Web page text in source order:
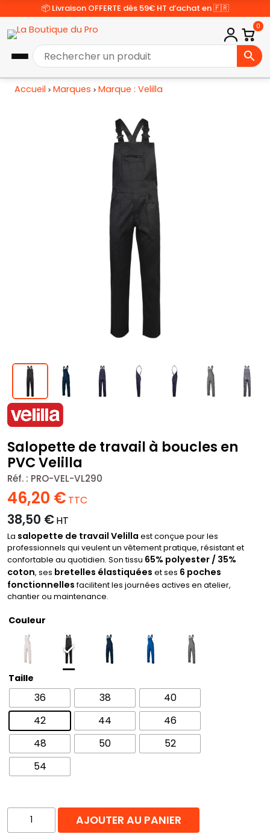
📦 Livraison OFFERTE dès 59€ HT d’achat en 🇫🇷
0
Accueil > Marques > Marque : Velilla
Salopette de travail à boucles en
PVC Velilla
Réf. : PRO-VEL-VL290
46,20 € TTC
38,50 €HT
La salopette de travail Velilla est conçue pour les
professionnels qui veulent un vêtement pratique, résistant et
confortable au quotidien. Son tissu 65% polyester / 35%
coton, ses bretelles élastiquées et ses 6 poches
fonctionnellesfacilitent les journées actives en atelier,
chantier ou maintenance.
Couleur
Taille
36 38
40
42
44
46
48
50
52
54
quantité
de
AJOUTER AU PANIER